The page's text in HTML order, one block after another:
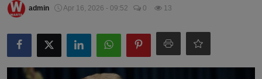
admin Apr 16, 2026 - 09:52 0 13